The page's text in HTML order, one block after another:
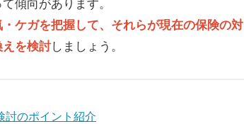
傾向があります。
ケガを把握して、それらが現在の保険の対
を検討しましょう。
討のポイント紹介